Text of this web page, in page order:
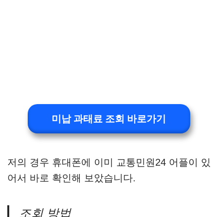
미납 과태료 조회 바로가기
저의 경우 휴대폰에 이미 교통민원24 어플이 있
어서 바로 확인해 보았습니다.
조회 방법